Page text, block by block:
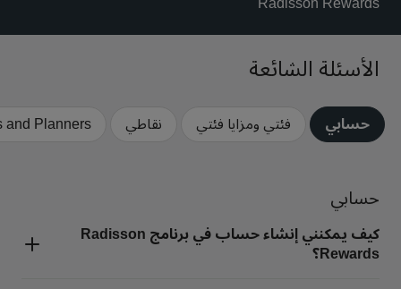
بارك بلازا بارك إن باي راديسون
Prize by Radisson كانتري إن آند سويتس
العلامات التجارية التابعة في الصين
تفضل بزيارة مدونتنا
الأسئلة الشائعة
حسابي فئتي ومزايا فئتي نقاطي Planners
حسابي
كيف يمكنني إنشاء حساب في برنامج Radisson
Rewards؟